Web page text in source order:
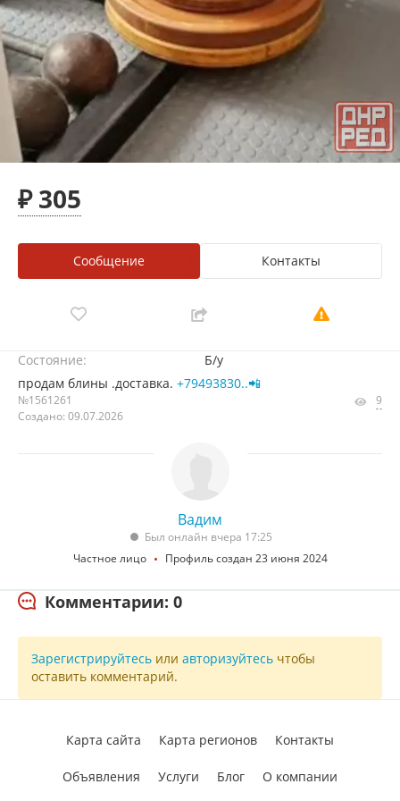
₽ 305
Сообщение Контакты
Состояние:
Б/у
продам блины .доставка. +79493830..📲
№1561261
Создано: 09.07.2026
9
Вадим
Был онлайн вчера 17:25
Частное лицо
Профиль создан 23 июня 2024
Комментарии: 0
Зарегистрируйтесь или авторизуйтесь чтобы
оставить комментарий.
Карта сайта Карта регионов Контакты
Объявления Услуги Блог О компании